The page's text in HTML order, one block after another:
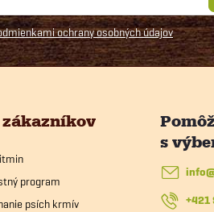
ochrany osobných údajov
zákazníkov
program
psích krmív
info
+421